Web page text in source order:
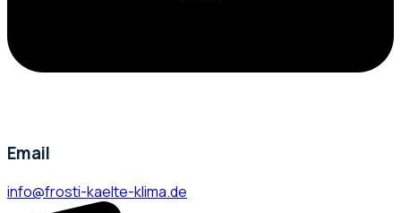
Email
info@frosti-kaelte-klima.de